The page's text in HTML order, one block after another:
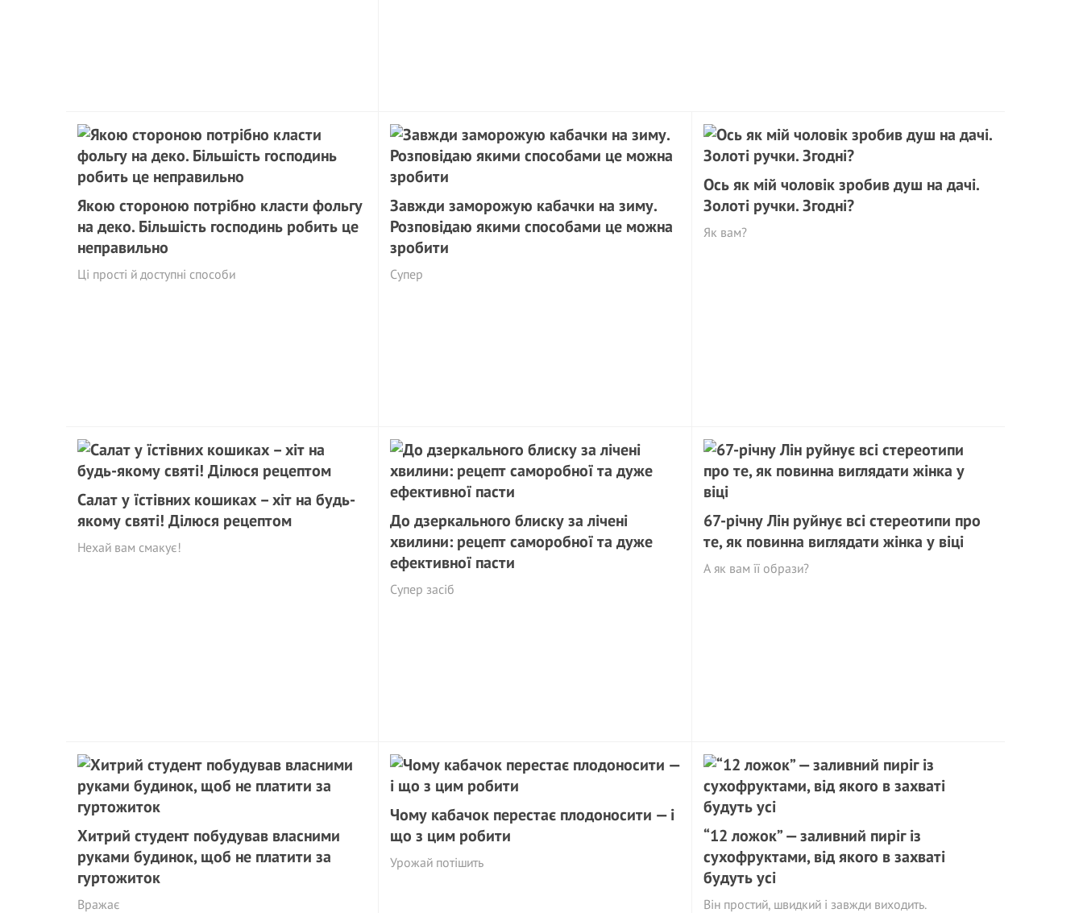
Якою стороною потрібно класти фольгу
на деко. Більшість господинь робить це
неправильно
Ці прості й доступні способи
Завжди заморожую кабачки на зиму.
Розповідаю якими способами це можна
зробити
Супер
Ось як мій чоловік зробив душ на дачі.
Золоті ручки. Згодні?
Як вам?
Салат у їстівних кошиках – хiт на будь-
якому святі! Ділюся рецептом
Нехай вам смакує!
До дзеркального блиску за лічені
хвилини: рецепт саморобної та дуже
ефективної пасти
Супер засіб
67-річну Лін руйнує всі стереотипи про
те, як повинна виглядати жінка у віці
А як вам її образи?
Хитрий студент побудував власними
руками будинок, щоб не плaтити за
гуртожиток
Вражає
Чому кабачок перестає плодоносити — і
що з цим робити
Урожай потішить
“12 ложок” — заливний пиріг із
сухофруктами, від якого в захваті
будуть усі
Він простий, швидкий і завжди виходить.